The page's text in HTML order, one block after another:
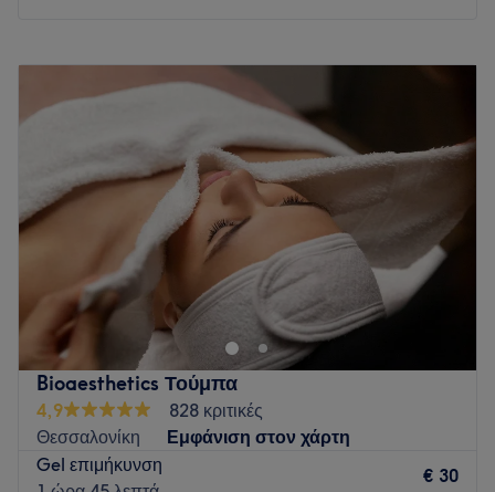
Τετάρτη
10:00–20:00
Σάββατο
Κυριακή
Go to venue
Bioaesthetics Τούμπα
4,9
828 κριτικές
Θεσσαλονίκη
Εμφάνιση στον χάρτη
Gel επιμήκυνση
€ 30